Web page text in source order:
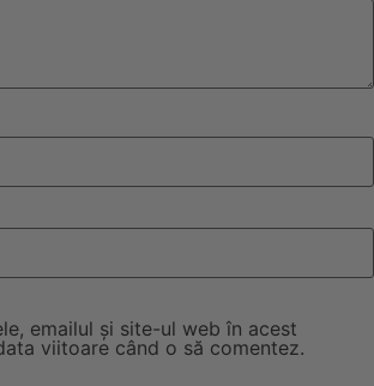
emailul și site-ul web în acest
viitoare când o să comentez.